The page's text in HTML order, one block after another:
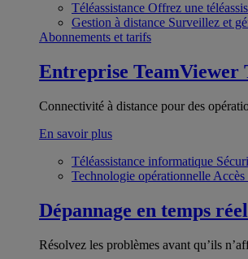
Téléassistance Offrez une
Gestion à distance Surveillez et
Abonnements et tarifs
Entreprise TeamViewer
Connectivité à distance pour des
En savoir plus
Téléassistance informatique
Technologie opérationnelle Accès
Dépannage en temps réel
Résolvez les problèmes avant qu’ils